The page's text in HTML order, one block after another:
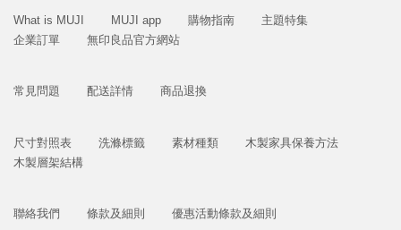
What is MUJI MUJI app 購物指南
主題特集
企業訂單
無印良品官方網站
常見問題 配送詳情 商品退換
尺寸對照表 洗滌標籤 素材種類
木製家具保養方法
木製層架結構
聯絡我們 條款及細則 優惠活動條款及細則